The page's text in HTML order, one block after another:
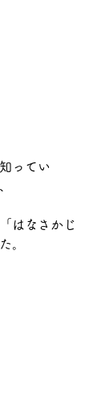
ってい
はなさかじ
。